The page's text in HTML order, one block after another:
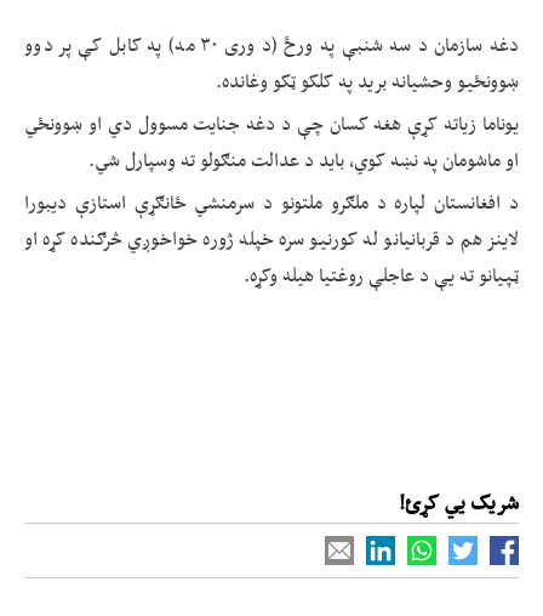
دغه سازمان د سه شنبې په ورځ (د وری ۳۰ مه) په کابل کې پر دوو
ښوونځیو وحشیانه برید په کلکو ټکو وغانده.
یوناما زیاته کړې هغه کسان چې د دغه جنایت مسوول دي او ښوونځي
او ماشومان په نښه کوي، باید د عدالت منګولو ته وسپارل شي.
د افغانستان لپاره د ملګرو ملتونو د سرمنشي ځانګړې استازې دیبورا
لاینز هم د قربانیانو له کورنیو سره خپله ژوره خواخوږي څرګنده کړه او
ټپیانو ته یې د عاجلې روغتیا هیله وکړه.
شریک یي کړئ!